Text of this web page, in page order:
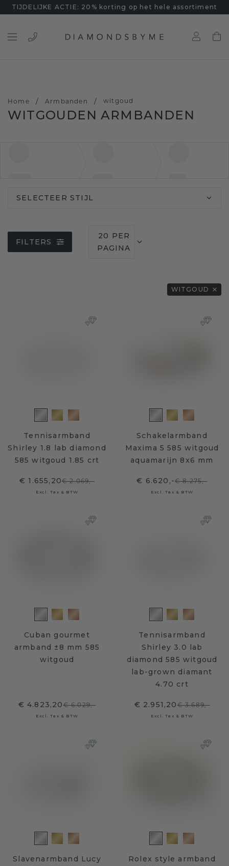
TIJDELIJKE ACTIE: 20% korting op het hele assortiment
Home / Armbanden / witgoud
WITGOUDEN ARMBANDEN
SELECTEER STIJL
FILTERS
20 PER
PAGINA
WITGOUD
Tennisarmband
Shirley 1.8 lab diamond
585 witgoud 1.85 crt
€ 1.655,20€ 2.069,-
Excl. Tax & BTW
Schakelarmband
Maxima 5 585 witgoud
aquamarijn 8x6 mm
€ 6.620,-€ 8.275,-
Excl. Tax & BTW
Cuban gourmet
armband ±8 mm 585
witgoud
€ 4.823,20€ 6.029,-
Excl. Tax & BTW
Tennisarmband
Shirley 3.0 lab
diamond 585 witgoud
lab-grown diamant
4.70 crt
€ 2.951,20€ 3.689,-
Excl. Tax & BTW
Slavenarmband Lucy
Rolex style armband